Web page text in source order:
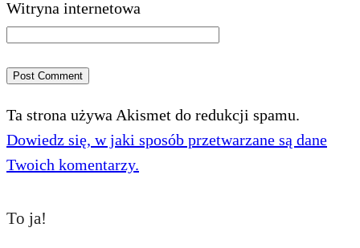
Witryna internetowa
Ta strona używa Akismet do redukcji spamu.
Dowiedz się, w jaki sposób przetwarzane są dane
Twoich komentarzy.
To ja!